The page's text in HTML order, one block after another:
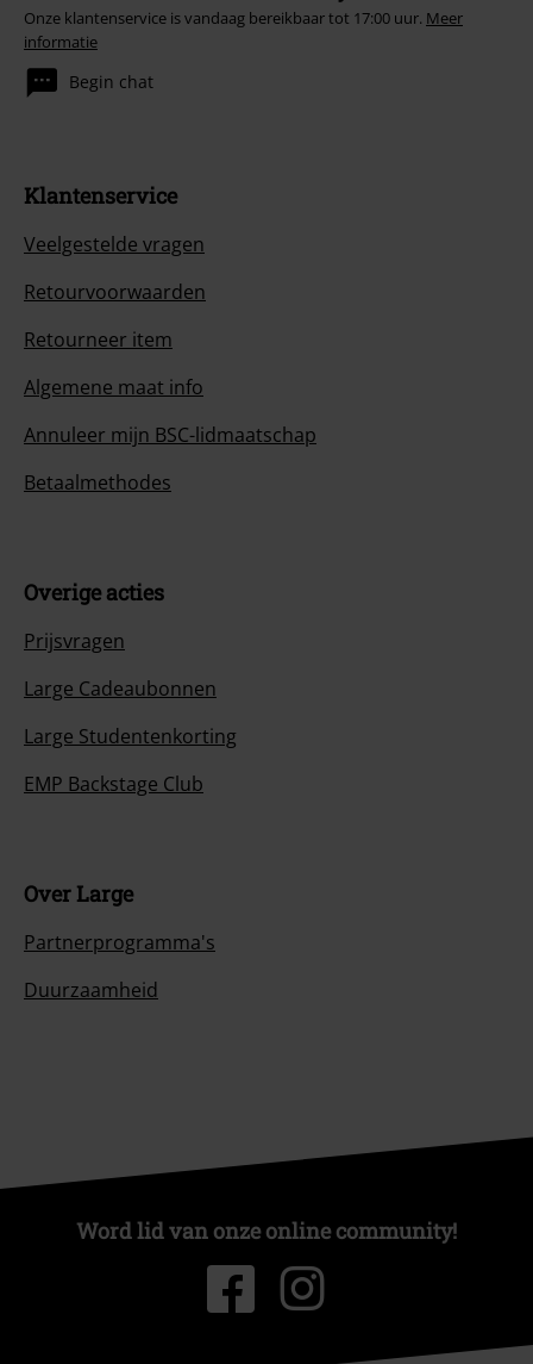
Onze klantenservice is vandaag bereikbaar tot 17:00 uur. Meer
informatie
Begin chat
Klantenservice
Veelgestelde vragen
Retourvoorwaarden
Retourneer item
Algemene maat info
Annuleer mijn BSC-lidmaatschap
Betaalmethodes
Overige acties
Prijsvragen
Large Cadeaubonnen
Large Studentenkorting
EMP Backstage Club
Over Large
Partnerprogramma's
Duurzaamheid
Word lid van onze online community!